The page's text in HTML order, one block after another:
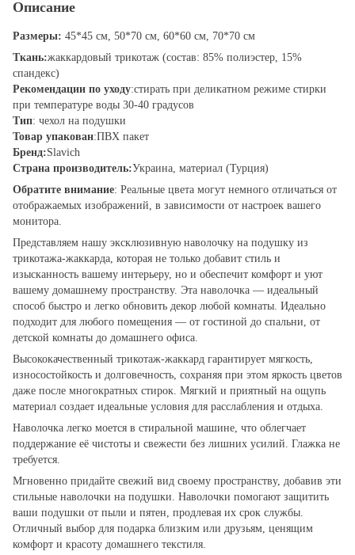
Описание
Размеры: 45*45 см, 50*70 см, 60*60 см, 70*70 см
Ткань:жаккардовый трикотаж (состав: 85% полиэстер, 15%
спандекс)
Рекомендации по уходу:стирать при деликатном режиме стирки
при температуре воды 30-40 градусов
Тип: чехол на подушки
Товар упакован:ПВХ пакет
Бренд:Slavich
Страна производитель:Украина, материал (Турция)
Обратите внимание: Реальные цвета могут немного отличаться от
отображаемых изображений, в зависимости от настроек вашего
монитора.
Представляем нашу эксклюзивную наволочку на подушку из
трикотажа-жаккарда, которая не только добавит стиль и
изысканность вашему интерьеру, но и обеспечит комфорт и уют
вашему домашнему пространству. Эта наволочка — идеальный
способ быстро и легко обновить декор любой комнаты. Идеально
подходит для любого помещения — от гостиной до спальни, от
детской комнаты до домашнего офиса.
Высококачественный трикотаж-жаккард гарантирует мягкость,
износостойкость и долговечность, сохраняя при этом яркость цветов
даже после многократных стирок. Мягкий и приятный на ощупь
материал создает идеальные условия для расслабления и отдыха.
Наволочка легко моется в стиральной машине, что облегчает
поддержание её чистоты и свежести без лишних усилий. Глажка не
требуется.
Мгновенно придайте свежий вид своему пространству, добавив эти
стильные наволочки на подушки. Наволочки помогают защитить
ваши подушки от пыли и пятен, продлевая их срок службы.
Отличный выбор для подарка близким или друзьям, ценящим
комфорт и красоту домашнего текстиля.